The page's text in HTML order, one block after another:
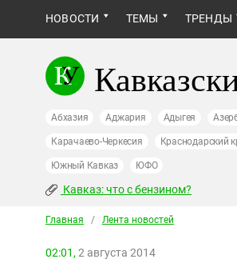
НОВОСТИ ТЕМЫ ТРЕНДЫ
Абхазия Аджария Адыгея
Карачаево-Черкесия Краснодарский
Южный Кавказ ЮФО
Кавказ: что с бензином?
Главная / Лента новостей
02:01, 2 августа 2014